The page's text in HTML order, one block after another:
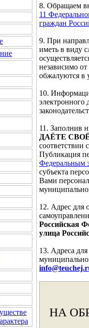
8. Обращаем
11
граждан
9. При
иметь в виду
независимо
обжалуются в
10.
электронного
11. Заполнив
ДАЁТЕ
соответствии
Публикация
Федеральным
субъекта
Вами
12. Адрес для
Российская
улица
13. Адреса
НА